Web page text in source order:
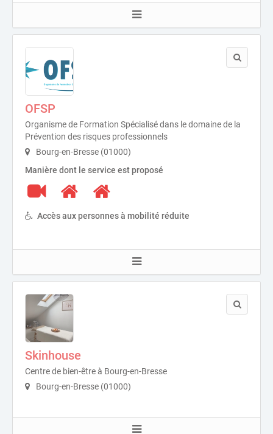
OFSP
Organisme de Formation Spécialisé dans le domaine de la
Prévention des risques professionnels
Bourg-en-Bresse (01000)
Manière dont le service est proposé
Accès aux personnes à mobilité réduite
Skinhouse
Centre de bien-être à Bourg-en-Bresse
Bourg-en-Bresse (01000)